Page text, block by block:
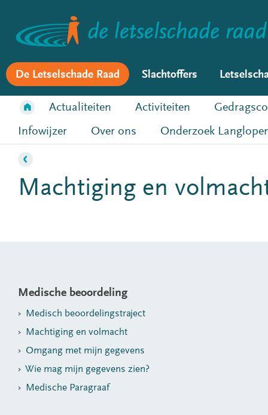
De Letselschade Raad Slachtoffers
Actualiteiten Activiteiten
Infowijzer
Over ons Onderzoek
Machtiging en
Medische beoordeling
Medisch beoordelingstraject
Machtiging en volmacht
Omgang met mijn gegevens
Wie mag mijn gegevens zien?
Medische Paragraaf